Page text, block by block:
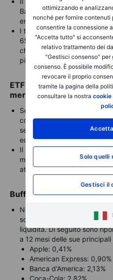
ottimizzando e
nonché per fornire
consentire la connessione
"Accetta tutto" si
relativo trattamento dei
"Gestisci consenso" per
consenso. È possibile
revocare il proprio
tramite la pagina della
consultare la nostra
Solo quelli
Gestisci il
Bank of America (-14,7%)
entusiasmo per le grandi
I titoli finanziari e tecnologici
65,68% del portafoglio di
chiaramente riducendo la
più deboli.
ETF S&P 500 liquidità: un
mercato?
Sebbene le posizioni SPY e
completamente potrebbe
secondo cui le valutazioni
eccessive.
Il rapporto P/E dell'S&P 500
media storica, il che lo rende
attraente rispetto ai singoli
Buffett ama ancora le
Nove delle sue prime 10
sottolineando la sua
liquidità. Di seguito sono
a 12 mesi delle sue
Apple: 0,41%
American Express: 0,90%
Banca d'America: 2,13%
Coca-Cola: 2,82%